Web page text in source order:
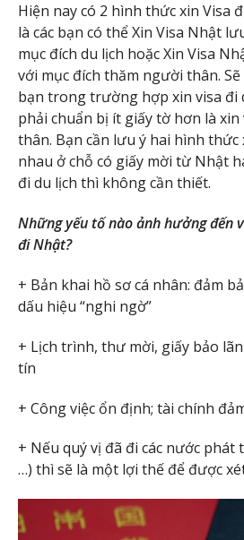
Hiện nay có 2 hình thức xin Visa
là các bạn có thể Xin Visa Nhật
mục đích du lịch hoặc Xin Visa
với mục đích thăm người thân.
bạn trong trường hợp xin visa đi
phải chuẩn bị ít giấy tờ hơn là
thân. Bạn cần lưu ý hai hình thức
nhau ở chỗ có giấy mời từ Nhật
đi du lịch thì không cần thiết.
Những yếu tố nào ảnh hưởng đến
đi Nhật?
+ Bản khai hồ sơ cá nhân: đảm
dấu hiệu “nghi ngờ”
+ Lịch trình, thư mời, giấy bảo
tín
+ Công việc ổn định; tài chính
+ Nếu quý vị đã đi các nước phát
…) thì sẽ là một lợi thế để được